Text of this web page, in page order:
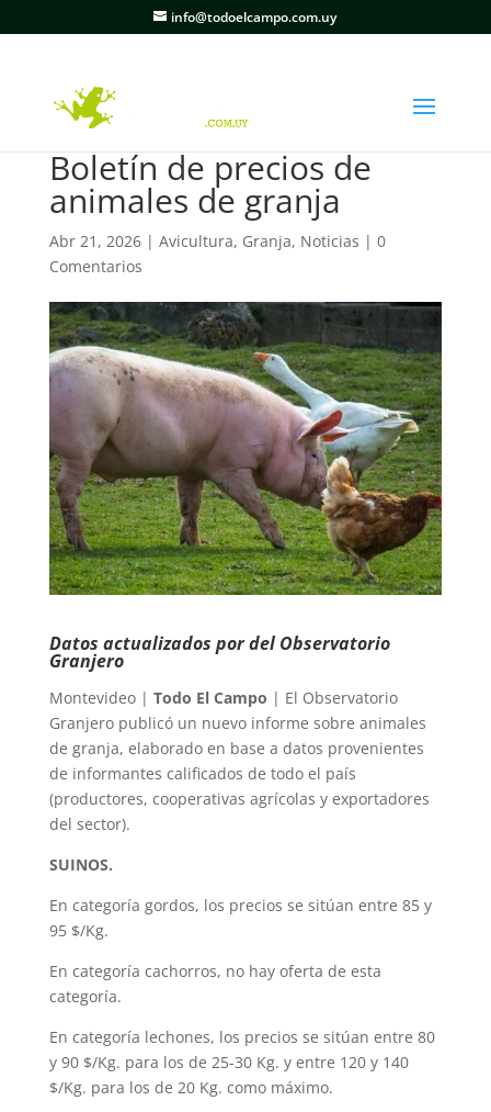
info@todoelcampo.com.uy
Boletín de precios de
animales de granja
Abr 21, 2026| Avicultura, Granja, Noticias | 0
Comentarios
Datos actualizados por del Observatorio
Granjero
Montevideo | Todo El Campo | El Observatorio
Granjero publicó un nuevo informe sobre animales
de granja, elaborado en base a datos provenientes
de informantes calificados de todo el país
(productores, cooperativas agrícolas y exportadores
del sector).
SUINOS.
En categoría gordos, los precios se sitúan entre 85 y
95 $/Kg.
En categoría cachorros, no hay oferta de esta
categoría.
En categoría lechones, los precios se sitúan entre 80
y 90 $/Kg. para los de 25-30 Kg. y entre 120 y 140
$/Kg. para los de 20 Kg. como máximo.